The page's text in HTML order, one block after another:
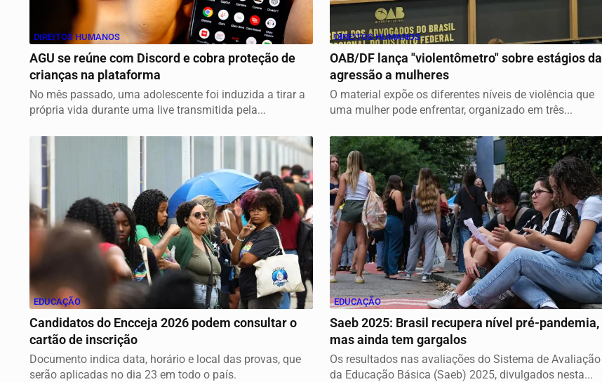
DIREITOS HUMANOS
AGU se reúne com Discord e cobra proteção de
crianças na plataforma
No mês passado, uma adolescente foi induzida a tirar a
própria vida durante uma live transmitida pela...
DIREITOS HUMANOS
OAB/DF lança "violentômetro" sobre estágios da
agressão a mulheres
O material expõe os diferentes níveis de violência que
uma mulher pode enfrentar, organizado em três...
EDUCAÇÃO
Candidatos do Encceja 2026 podem consultar o
cartão de inscrição
Documento indica data, horário e local das provas, que
serão aplicadas no dia 23 em todo o país.
EDUCAÇÃO
Saeb 2025: Brasil recupera nível pré-pandemia,
mas ainda tem gargalos
Os resultados nas avaliações do Sistema de Avaliação
da Educação Básica (Saeb) 2025, divulgados nesta...